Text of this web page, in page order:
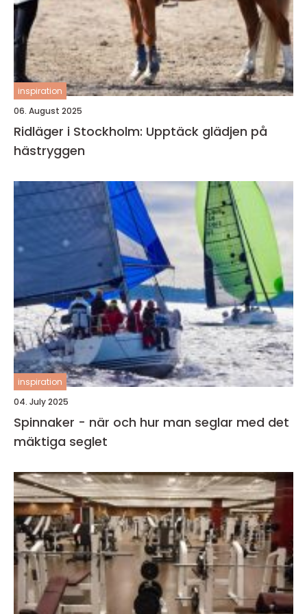
inspiration
06. August 2025
Ridläger i Stockholm: Upptäck glädjen på
hästryggen
inspiration
04. July 2025
Spinnaker - när och hur man seglar med det
mäktiga seglet